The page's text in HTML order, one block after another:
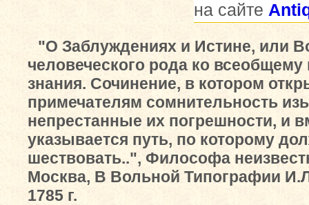
на сайте
"О Заблуждениях и Истине, или
человеческого рода ко всеобщему
знания. Сочинение, в котором
примечателям сомнительность
непрестанные их погрешности, и
указывается путь, по которому
шествовать..", Философа
Москва, В Вольной Типографии
1785 г.